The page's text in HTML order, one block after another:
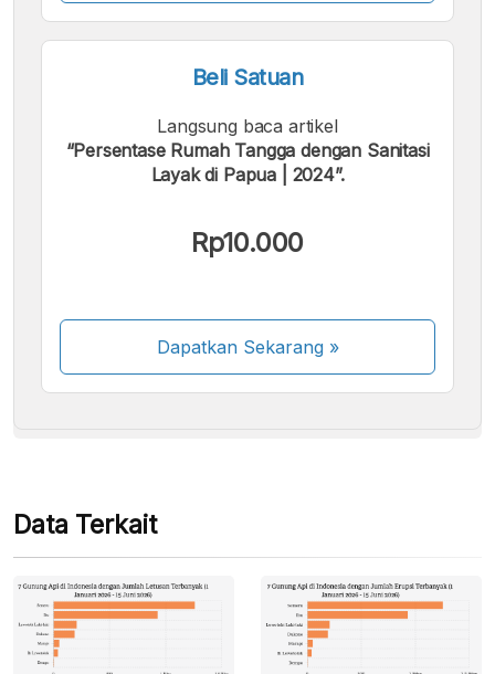
Beli Satuan
Langsung baca artikel
“Persentase Rumah Tangga dengan Sanitasi
Layak di Papua | 2024”.
Rp10.000
Dapatkan Sekarang»
Beberapa metode pembayaran masih dalam
Data Terkait